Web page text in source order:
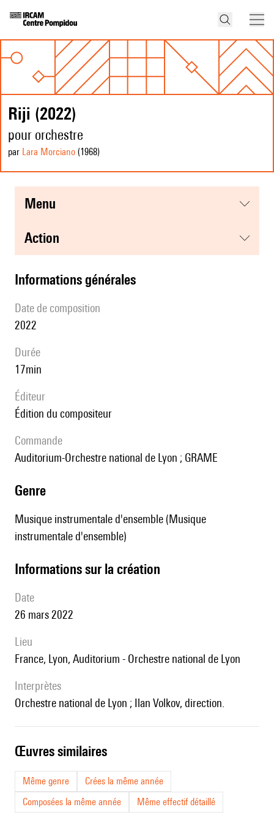
Riji (2022)
pour orchestre
par Lara Morciano (1968)
menu
action
informations générales
date de composition
2022
durée
17min
éditeur
édition du compositeur
Commande
Auditorium-Orchestre national de Lyon ; GRAME
genre
Musique instrumentale d'ensemble (Musique
instrumentale d'ensemble)
informations sur la création
date
26 mars 2022
lieu
France, Lyon, Auditorium - Orchestre national de Lyon
interprètes
Orchestre national de Lyon ; Ilan Volkov, direction.
œuvres similaires
Même genre
Crées la même année
Composées la même année
Même effectif détaillé